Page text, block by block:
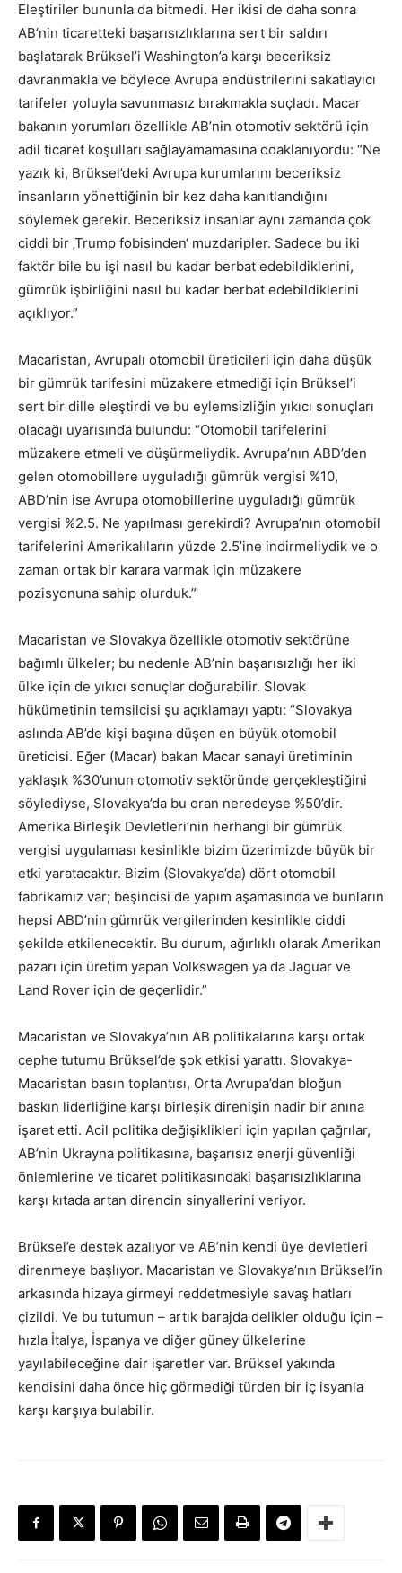
Eleştiriler bununla da bitmedi. Her ikisi de daha sonra
AB’nin ticaretteki başarısızlıklarına sert bir saldırı
başlatarak Brüksel’i Washington’a karşı beceriksiz
davranmakla ve böylece Avrupa endüstrilerini sakatlayıcı
tarifeler yoluyla savunmasız bırakmakla suçladı. Macar
bakanın yorumları özellikle AB’nin otomotiv sektörü için
adil ticaret koşulları sağlayamamasına odaklanıyordu: “Ne
yazık ki, Brüksel’deki Avrupa kurumlarını beceriksiz
insanların yönettiğinin bir kez daha kanıtlandığını
söylemek gerekir. Beceriksiz insanlar aynı zamanda çok
ciddi bir ‚Trump fobisinden‘ muzdaripler. Sadece bu iki
faktör bile bu işi nasıl bu kadar berbat edebildiklerini,
gümrük işbirliğini nasıl bu kadar berbat edebildiklerini
açıklıyor.”
Macaristan, Avrupalı otomobil üreticileri için daha düşük
bir gümrük tarifesini müzakere etmediği için Brüksel’i
sert bir dille eleştirdi ve bu eylemsizliğin yıkıcı sonuçları
olacağı uyarısında bulundu: “Otomobil tarifelerini
müzakere etmeli ve düşürmeliydik. Avrupa’nın ABD’den
gelen otomobillere uyguladığı gümrük vergisi %10,
ABD’nin ise Avrupa otomobillerine uyguladığı gümrük
vergisi %2.5. Ne yapılması gerekirdi? Avrupa’nın otomobil
tarifelerini Amerikalıların yüzde 2.5’ine indirmeliydik ve o
zaman ortak bir karara varmak için müzakere
pozisyonuna sahip olurduk.”
Macaristan ve Slovakya özellikle otomotiv sektörüne
bağımlı ülkeler; bu nedenle AB’nin başarısızlığı her iki
ülke için de yıkıcı sonuçlar doğurabilir. Slovak
hükümetinin temsilcisi şu açıklamayı yaptı: “Slovakya
aslında AB’de kişi başına düşen en büyük otomobil
üreticisi. Eğer (Macar) bakan Macar sanayi üretiminin
yaklaşık %30’unun otomotiv sektöründe gerçekleştiğini
söylediyse, Slovakya’da bu oran neredeyse %50’dir.
Amerika Birleşik Devletleri’nin herhangi bir gümrük
vergisi uygulaması kesinlikle bizim üzerimizde büyük bir
etki yaratacaktır. Bizim (Slovakya’da) dört otomobil
fabrikamız var; beşincisi de yapım aşamasında ve bunların
hepsi ABD’nin gümrük vergilerinden kesinlikle ciddi
şekilde etkilenecektir. Bu durum, ağırlıklı olarak Amerikan
pazarı için üretim yapan Volkswagen ya da Jaguar ve
Land Rover için de geçerlidir.”
Macaristan ve Slovakya’nın AB politikalarına karşı ortak
cephe tutumu Brüksel’de şok etkisi yarattı. Slovakya-
Macaristan basın toplantısı, Orta Avrupa’dan bloğun
baskın liderliğine karşı birleşik direnişin nadir bir anına
işaret etti. Acil politika değişiklikleri için yapılan çağrılar,
AB’nin Ukrayna politikasına, başarısız enerji güvenliği
önlemlerine ve ticaret politikasındaki başarısızlıklarına
karşı kıtada artan direncin sinyallerini veriyor.
Brüksel’e destek azalıyor ve AB’nin kendi üye devletleri
direnmeye başlıyor. Macaristan ve Slovakya’nın Brüksel’in
arkasında hizaya girmeyi reddetmesiyle savaş hatları
çizildi. Ve bu tutumun – artık barajda delikler olduğu için –
hızla İtalya, İspanya ve diğer güney ülkelerine
yayılabileceğine dair işaretler var. Brüksel yakında
kendisini daha önce hiç görmediği türden bir iç isyanla
karşı karşıya bulabilir.